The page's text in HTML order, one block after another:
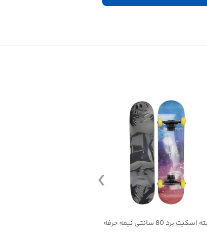
تخته اسکیت برد 45 سانتی